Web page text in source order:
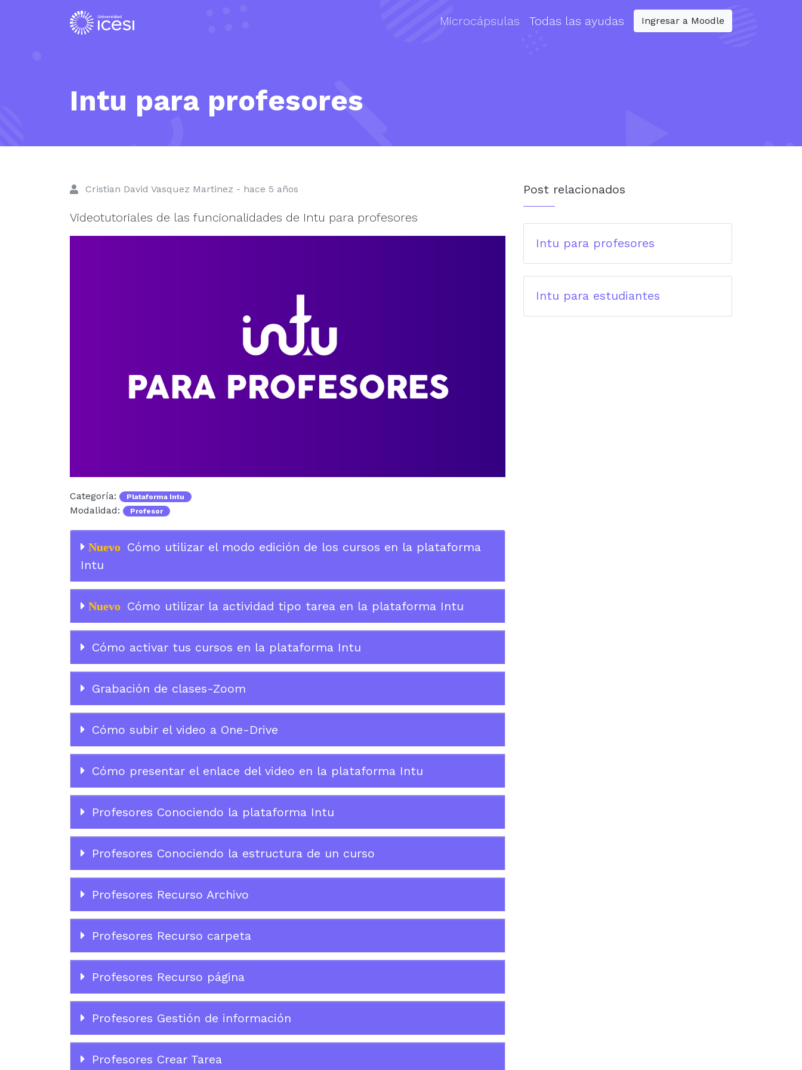
Microcápsulas Todas las ayudas Ingresar a Moodle
Intu para profesores
Cristian David Vasquez Martinez - hace 5 años
Videotutoriales de las funcionalidades de Intu para profesores
Categoría: Plataforma Intu
Modalidad: Profesor
Nuevo Cómo utilizar el modo edición de los cursos en la plataforma
Intu
Nuevo Cómo utilizar la actividad tipo tarea en la plataforma Intu
Cómo activar tus cursos en la plataforma Intu
Grabación de clases-Zoom
Cómo subir el video a One-Drive
Cómo presentar el enlace del video en la plataforma Intu
Profesores Conociendo la plataforma Intu
Profesores Conociendo la estructura de un curso
Profesores Recurso Archivo
Profesores Recurso carpeta
Profesores Recurso página
Profesores Gestión de información
Profesores Crear Tarea
Post relacionados
Intu para profesores
Intu para estudiantes